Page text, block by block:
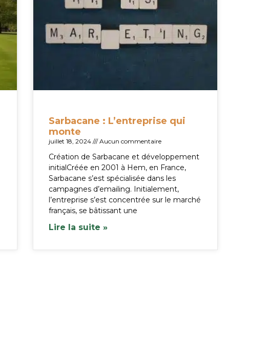
Sarbacane : L’entreprise qui
monte
juillet 18, 2024 Aucun commentaire
Création de Sarbacane et développement
initialCréée en 2001 à Hem, en France,
Sarbacane s’est spécialisée dans les
campagnes d’emailing. Initialement,
l’entreprise s’est concentrée sur le marché
français, se bâtissant une
Lire la suite »